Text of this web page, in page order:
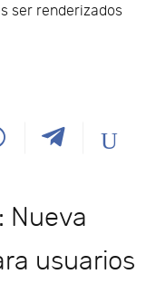
ser renderizados
Nueva
usuarios